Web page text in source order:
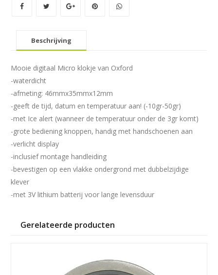
Beschrijving
Mooie digitaal Micro klokje van Oxford
-waterdicht
-afmeting: 46mmx35mmx12mm
-geeft de tijd, datum en temperatuur aan! (-10gr-50gr)
-met Ice alert (wanneer de temperatuur onder de 3gr komt)
-grote bediening knoppen, handig met handschoenen aan
-verlicht display
-inclusief montage handleiding
-bevestigen op een vlakke ondergrond met dubbelzijdige
klever
-met 3V lithium batterij voor lange levensduur
Gerelateerde producten